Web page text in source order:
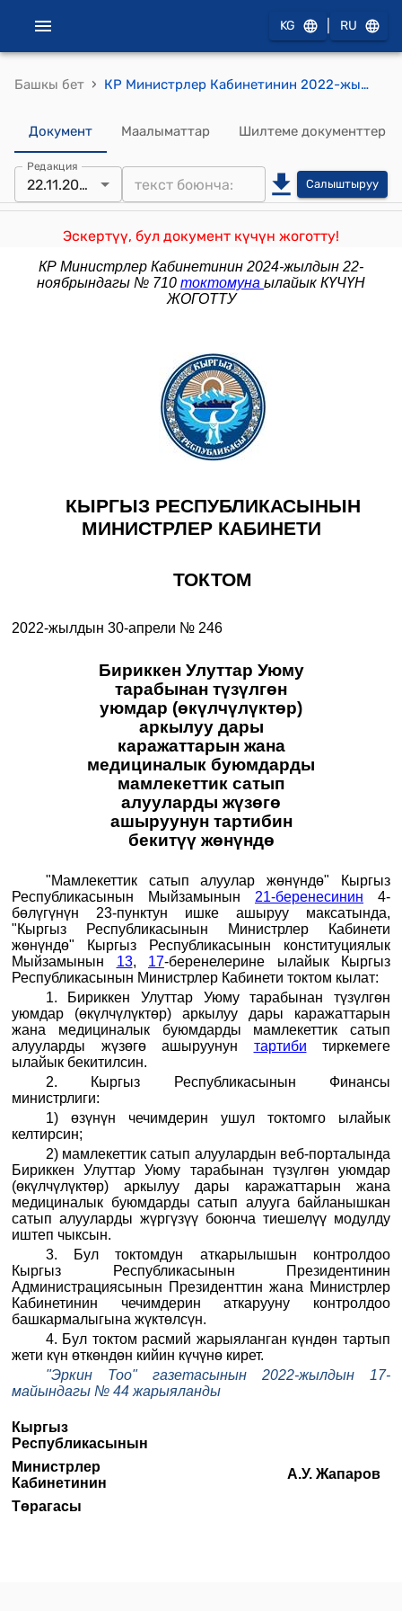
KG RU
Башкы бет › КР Министрлер Кабинетинин 2022-жылдын 30-апрелиндеги № 246 "Бириккен Улуттар Уюму тарабынан түзүлгөн уюмдар (өкүлчүлүктөр) аркылуу дары каражаттарын жана медициналык буюмдарды мамлекеттик сатып алууларды жүзөгө ашыруунун тартибин бекитүү жөнүндө" токтому
Документ Маалыматтар Шилтеме документтер
Редакция
22.11.2024 Салыштыруу
Эскертүү, бул документ күчүн жоготту!